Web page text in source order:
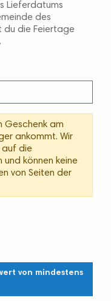
Lieferdatums
des
du die Feiertage
Geschenk am
ankommt. Wir
auf die
und können keine
von Seiten der
von mindestens